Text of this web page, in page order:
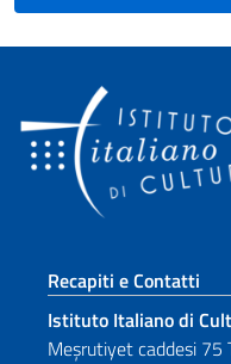
Sezione
Recapiti e Contatti
Istituto Italiano di
Meşrutiyet caddesi 75